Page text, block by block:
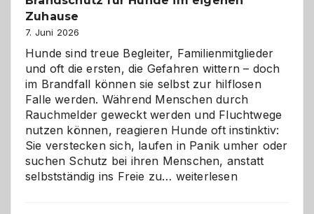
Zuhause
7. Juni 2026
Hunde sind treue Begleiter, Familienmitglieder
und oft die ersten, die Gefahren wittern – doch
im Brandfall können sie selbst zur hilflosen
Falle werden. Während Menschen durch
Rauchmelder geweckt werden und Fluchtwege
nutzen können, reagieren Hunde oft instinktiv:
Sie verstecken sich, laufen in Panik umher oder
suchen Schutz bei ihren Menschen, anstatt
selbstständig ins Freie zu… Wenn
weiterlesen